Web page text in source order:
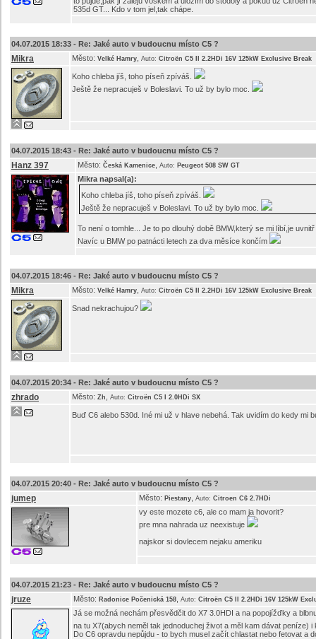
535d GT... Kdo v tom jel,tak chápe.
04.07.2015 18:33 - Re: Jaké auto v budoucnu místo C5 ?
Mikra Město: Velké Hamry Auto: Citroën C5 II 2.2HDi 16V 125kW Exclusive Break
Koho chleba jíš, toho píseň zpíváš.
Ještě že nepracuješ v Boleslavi. To už by bylo moc.
04.07.2015 18:43 - Re: Jaké auto v budoucnu místo C5 ?
Hanz 397 Město: Česká Kamenice Auto: Peugeot 508 SW GT
Mikra napsal(a):
Koho chleba jíš, toho píseň zpíváš.
Ještě že nepracuješ v Boleslavi. To už by bylo moc.
To není o tomhle... Je to po dlouhý době BMW,který se mi líbí,je
Navíc u BMW po patnácti letech za dva měsíce končím
04.07.2015 18:46 - Re: Jaké auto v budoucnu místo C5 ?
Mikra Město: Velké Hamry Auto: Citroën C5 II 2.2HDi 16V 125kW Exclusive Break
Snad nekrachujou?
04.07.2015 20:34 - Re: Jaké auto v budoucnu místo C5 ?
zhrado Město: Zh Auto: Citroën C5 I 2.0HDi SX
Buď C6 alebo 530d. Iné mi už v hlave nebehá. Tak uvidím do kedy mi
04.07.2015 20:40 - Re: Jaké auto v budoucnu místo C5 ?
jumep Město: Piestany Auto: Citroen C6 2.7HDi
vy este mozete c6, ale co mam ja hovorit?
pre mna nahrada uz neexistuje
najskor si dovlecem nejaku ameriku
04.07.2015 21:23 - Re: Jaké auto v budoucnu místo C5 ?
jruze Město: Radonice Počenická 158 Auto: Citroën C5 II 2.2HDi 16V 125kW
Já se možná nechám přesvědčit do X7 3.0HDI a na popojížďky a
na tu X7(abych neměl tak jednoduchej život a měl kam dávat
Do C6 opravdu nepůjdu - to bych musel začít chlastat nebo fetovat a